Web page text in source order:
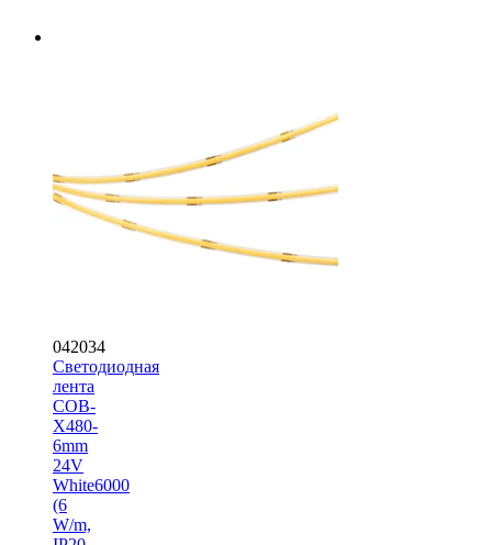
042034
Светодиодная
лента
COB-
X480-
6mm
24V
White6000
(6
W/m,